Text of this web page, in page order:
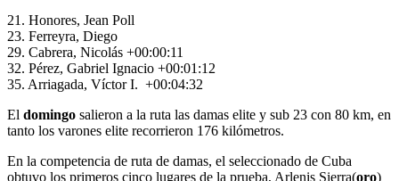
21. Honores, Jean Poll
23. Ferreyra, Diego
29. Cabrera, Nicolás +00:00:11
32. Pérez, Gabriel Ignacio +00:01:12
35. Arriagada, Víctor I. +00:04:32
El domingo salieron a la ruta las damas elite y sub 23 con 80 km, en
tanto los varones elite recorrieron 176 kilómetros.
En la competencia de ruta de damas, el seleccionado de Cuba
obtuvo los primeros cinco lugares de la prueba, Arlenis Sierra(oro)